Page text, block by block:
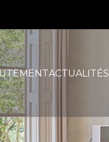
ACTUALITÉS